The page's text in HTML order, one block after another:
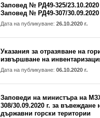
Заповед № РД49-325/
Заповед № РД49-307/30.09.2020
Дата на публикуване: 26.10.2020 г.
Указания за отразяване на
извършване на
Дата на публикуване: 06.10.2020 г.
Заповеди на министъра на
308/30.09.2020 г. за
държавни горски територии